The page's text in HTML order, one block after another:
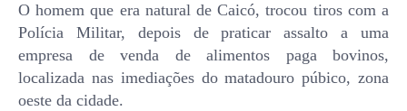
O homem que era natural de Caicó, trocou tiros com a
Polícia Militar, depois de praticar assalto a uma
empresa de venda de alimentos paga bovinos,
localizada nas imediações do matadouro púbico, zona
oeste da cidade.